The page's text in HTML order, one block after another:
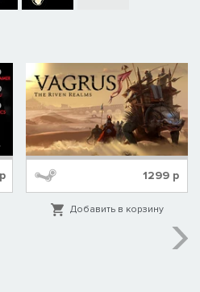
1299 р
Добавить в корзину